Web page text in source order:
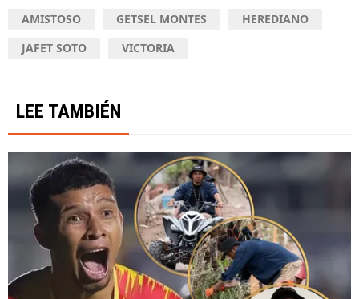
AMISTOSO GETSEL MONTES
HEREDIANO
JAFET SOTO
VICTORIA
LEE TAMBIÉN